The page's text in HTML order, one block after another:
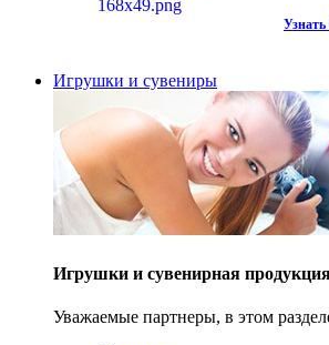
Игрушки и сувениры
Игрушки и сувенирная
Уважаемые партнеры, в этом